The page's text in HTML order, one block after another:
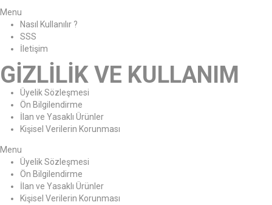
Menu
Nasıl Kullanılır ?
SSS
İletişim
GİZLİLİK VE KULLANIM
Üyelik Sözleşmesi
Ön Bilgilendirme
İlan ve Yasaklı Ürünler
Kişisel Verilerin Korunması
Menu
Üyelik Sözleşmesi
Ön Bilgilendirme
İlan ve Yasaklı Ürünler
Kişisel Verilerin Korunması